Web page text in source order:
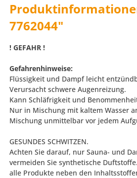
7762044"
! GEFAHR !
Gefahrenhinweise:
Flüssigkeit und Dampf leicht
Verursacht schwere Augenreizung.
Kann Schläfrigkeit und
Nur in Mischung mit kaltem Wasser
Mischung unmittelbar vor jedem
GESUNDES SCHWITZEN.
Achten Sie darauf, nur Sauna- und
vermeiden Sie synthetische
alle Produkte neben den